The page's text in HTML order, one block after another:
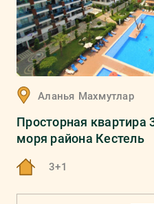
Аланья Махмутлар
Просторная квартира
моря района Кестель
3+1